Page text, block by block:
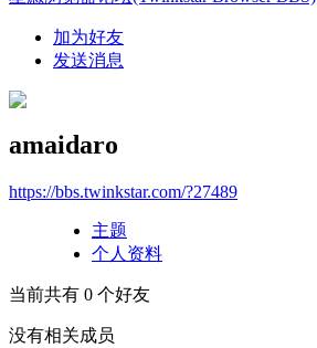
加为好友
发送消息
amaidaro
https://bbs.twinkstar.com/?27489
主题
个人资料
当前共有 0 个好友
没有相关成员